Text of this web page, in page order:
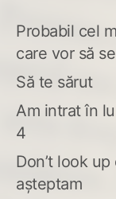
Probabil cel
care vor să
Să te sărut
Am intrat în
4
Don’t look
așteptam